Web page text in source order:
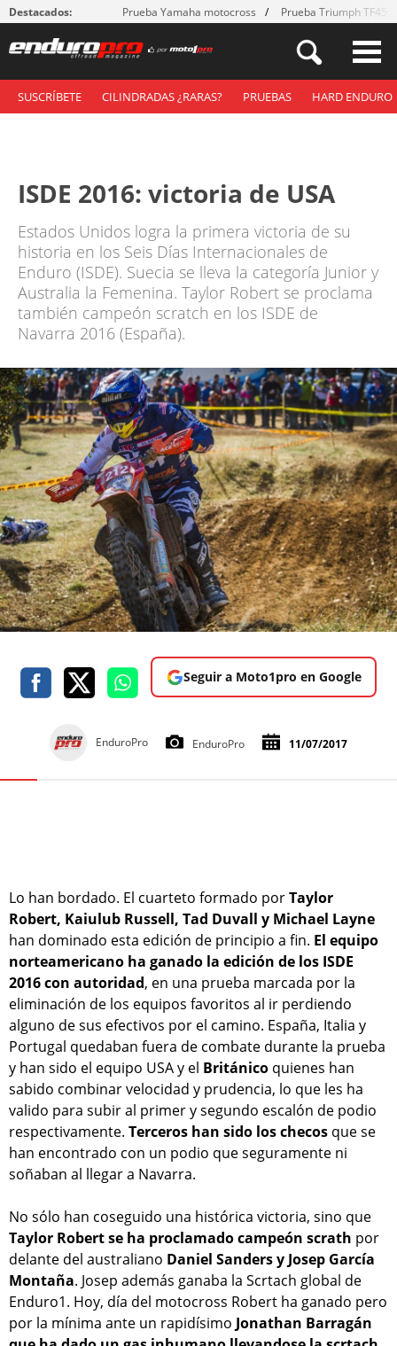
Destacados: Prueba Yamaha motocross Prueba Triumph
SUSCRÍBETE CILINDRADAS ¿RARAS? PRUEBAS HARD ENDURO
ISDE 2016: victoria de USA
Estados Unidos logra la primera victoria de su
historia en los Seis Días Internacionales de
Enduro (ISDE). Suecia se lleva la categoría Junior y
Australia la Femenina. Taylor Robert se proclama
también campeón scratch en los ISDE de
Navarra 2016 (España).
Seguir a Moto1pro en Google
EnduroPro EnduroPro 11/07/2017
Lo han bordado. El cuarteto formado porTaylor
Robert, Kaiulub Russell, Tad Duvall y Michael Layne
han dominado esta edición de principio a fin. El equipo
norteamericano ha ganado la edición de los ISDE
2016 con autoridad, en una prueba marcada por la
eliminación de los equipos favoritos al ir perdiendo
alguno de sus efectivos por el camino. España, Italia y
Portugal quedaban fuera de combate durante la prueba
y han sido el equipo USA y el Británico quienes han
sabido combinar velocidad y prudencia, lo que les ha
valido para subir al primer y segundo escalón de podio
respectivamente. Terceros han sido los checos que se
han encontrado con un podio que seguramente ni
soñaban al llegar a Navarra.
No sólo han coseguido una histórica victoria, sino que
Taylor Robert se ha proclamado campeón scrath por
delante del australiano Daniel Sanders y Josep García
Montaña. Josep además ganaba la Scrtach global de
Enduro1. Hoy, día del motocross Robert ha ganado pero
por la mínima ante un rapidísimo Jonathan Barragán